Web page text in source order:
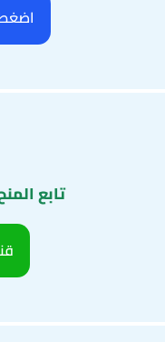
تابع